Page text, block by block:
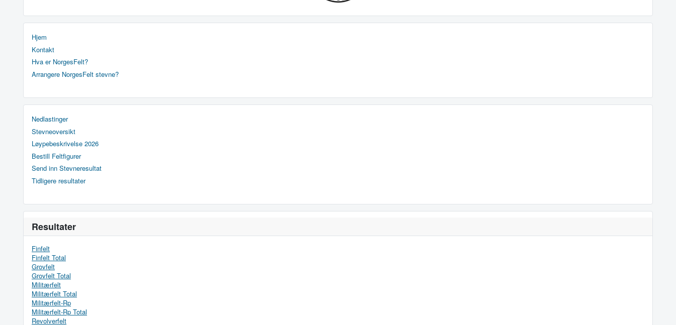
Hjem
Kontakt
Hva er NorgesFelt?
Arrangere NorgesFelt stevne?
Nedlastinger
Stevneoversikt
Løypebeskrivelse 2026
Bestill Feltfigurer
Send inn Stevneresultat
Tidligere resultater
Resultater
Finfelt
Finfelt Total
Grovfelt
Grovfelt Total
Militærfelt
Militærfelt Total
Militærfelt-Rp
Militærfelt-Rp Total
Revolverfelt